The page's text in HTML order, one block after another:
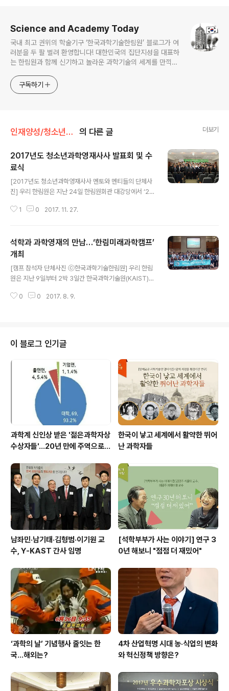
Science and Academy Today
국내 최고 권위의 학술기구 ‘한국과학기술한림원’ 블로그가 여
러분을 두 팔 벌려 환영합니다! 대한민국의 집단지성을 대표하
는 한림원과 함께 신기하고 놀라운 과학기술의 세계를 만끽하
구독하기
인재양성/청소년과학영재사사 의 다른 글 더보기
2017년도 청소년과학영재사사 발표회 및 수
료식
[2017년도 청소년과학영재사사 멘토와 멘티들의 단체사
진] 우리 한림원은 지난 24일 한림원회관 대강당에서 ‘20
다. 수료식에는 올해 멘토링에 참여한 29명의 과학영재들
한림원이 지난 2008년부터 시행하고 있는 청소년과학영
재사사 프로그램은 과학기술 분야에 흥미를 가진 고등학교
1·2학년 영재들과 한림원 석학들의 교류를 제공해 학생들
이 보다 자발적으로 과학기술 탐구능력을 가질 수 있도록
돕고자 기획됐다. 학교 안에서 할 수 있는 실험과 수업을 넘
어 다방면으로 깊이 있는 학습방법을 배울 수 있다고 입소
1 0 2017. 11. 27.
석학과 과학영재의 만남…‘한림미래과학캠프’
개최
[캠프 참석자 단체사진 ⓒ한국과학기술한림원] 우리 한림
원은 지난 9일부터 2박 3일간 한국과학기술원(KAIST)에
학캠프는 한림원 회원들과 과학영재들의 1:1멘토프로그램
T와 나노종합기술원, 휴보랩, 한국생명공학연구원 부설 국
가영장류센터 등의 연구시설을 견학하고, 수학·물리·화학·
생명과학·공학 등 분야별로 학생들의 호기심을 자극하는
연구 활동을 진행했으며 멘토와의 대화시간, 청소년과학영
재사사 선배와의 만남 등 친교의 시간도 가졌다. 개회식에
서는 이명철 원장과 신성철 총장의 인사말에 ..
0 0 2017. 8. 9.
이 블로그 인기글
과학계 신인상 받은 '젊은과학자상
수상자들'…20년 만에 주역으로
한국이 낳고 세계에서 활약한 뛰어
난 과학자들
남좌민·남기태·김형범·이기원 교
수, Y-KAST 간사 임명
[석학부부가 사는 이야기] 연구 3
0년 해보니 "점점 더 재밌어"
‘과학의 날’ 기념행사 줄잇는 한
국…해외는?
4차 산업혁명 시대 농·식업의 변화
와 혁신정책 방향은?